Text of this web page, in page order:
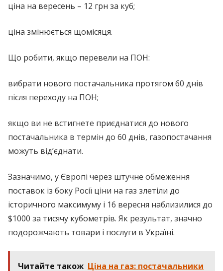
ціна на вересень – 12 грн за куб;
ціна змінюється щомісяця.
Що робити, якщо перевели на ПОН:
вибрати нового постачальника протягом 60 днів
після переходу на ПОН;
якщо ви не встигнете приєднатися до нового
постачальника в термін до 60 днів, газопостачання
можуть від’єднати.
Зазначимо, у Європі через штучне обмеження
поставок із боку Росії ціни на газ злетіли до
історичного максимуму і 16 вересня наблизилися до
$1000 за тисячу кубометрів. Як результат, значно
подорожчають товари і послуги в Україні.
Читайте також Ціна на газ: постачальники